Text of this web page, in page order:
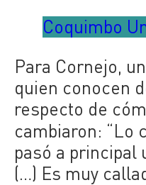
Coquimbo
Para Cornejo,
quien conocen
respecto de
cambiaron: “Lo
pasó a principal
(…) Es muy